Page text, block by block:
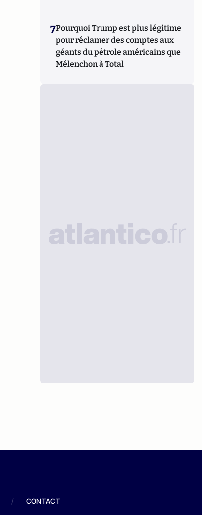
7Pourquoi Trump est plus légitime
pour réclamer des comptes aux
géants du pétrole américains que
Mélenchon à Total
/ CONTACT